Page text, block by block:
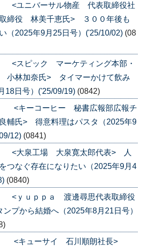
】 <ユニバーサル物産 代表取締役社
役 林美千恵氏> ３００年後も
（2025年9月25日号）('25/10/02) (08
】 <スピック マーケティング本部・
小林加奈氏> タイマーかけて飲み
18日号）('25/09/19) (0842)
】 <キーコーヒー 秘書広報部広報チ
輔氏> 得意料理はパスタ（2025年9
12) (0841)
】 <大泉工場 大泉寛太郎代表> 人
つなぐ存在になりたい（2025年9月4
(0840)
】 <ｙｕｐｐａ 渡邊尋思代表取締役
プから結婚へ（2025年8月21日号）
】 <キューサイ 石川順朗社長>